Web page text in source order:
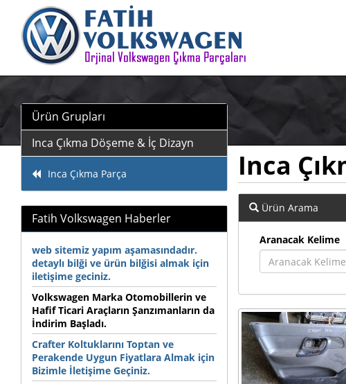
Ürün Grupları
Inca Çıkma Döşeme & İç Dizayn
Inca Çıkma Parça
Fatih Volkswagen Haberler
web sitemiz yapım aşamasındadır.
detaylı bilği ve ürün bilğisi almak için
iletişime geciniz.
Volkswagen Marka Otomobillerin ve
Hafif Ticari Araçların Şanzımanların da
İndirim Başladı.
Crafter Koltuklarını Toptan ve
Perakende Uygun Fiyatlara Almak için
Bizimle İletişime Geçiniz.
Inca
Ürün Arama
Aranacak Kelime